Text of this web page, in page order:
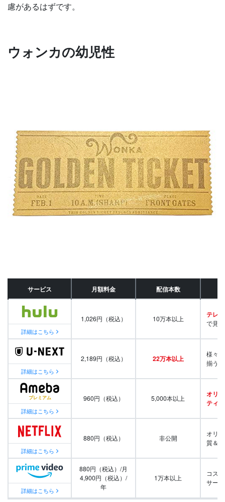
慮があるはずです。
ウォンカの幼児性
サービス 月額料金 配信本数
詳細はこちら
1,026円（税込） 10万本以上 テレビ
で見
詳細はこちら
2,189円（税込） 22万本以上
様々
揃う
詳細はこちら
960円（税込） 5,000本以上
オリ
ティ
詳細はこちら
880円（税込） 非公開
オリ
質＆
詳細はこちら
880円（税込）/月
4,900円（税込）/
年
1万本以上
コス
サー